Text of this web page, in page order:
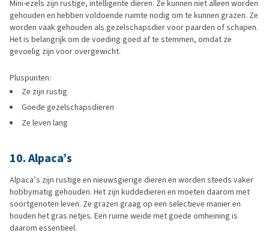
Mini-ezels zijn rustige, intelligente dieren. Ze kunnen niet alleen worden
gehouden en hebben voldoende ruimte nodig om te kunnen grazen. Ze
worden vaak gehouden als gezelschapsdier voor paarden of schapen.
Het is belangrijk om de voeding goed af te stemmen, omdat ze
gevoelig zijn voor overgewicht.
Pluspunten:
Ze zijn rustig
Goede gezelschapsdieren
Ze leven lang
10. Alpaca’s
Alpaca’s zijn rustige en nieuwsgierige dieren en worden steeds vaker
hobbymatig gehouden. Het zijn kuddedieren en moeten daarom met
soortgenoten leven. Ze grazen graag op een selectieve manier en
houden het gras netjes. Een ruime weide met goede omheining is
daarom essentieel.